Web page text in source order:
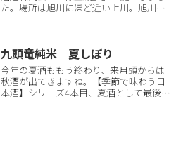
た。場所は旭川にほど近い上川。旭川方
情報を集めてみると、「ク...
九頭竜純米 夏しぼり
今年の夏酒ももう終わり、来月頭からは
秋酒が出てきますね。【季節で味わう日
本酒】シリーズ4本目、夏酒として最後の